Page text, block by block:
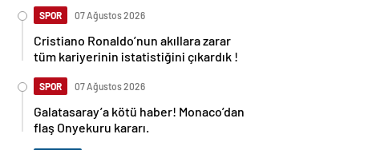
SPOR 07 Ağustos 2026
Cristiano Ronaldo’nun akıllara zarar
tüm kariyerinin istatistiğini çıkardık !
SPOR 07 Ağustos 2026
Galatasaray’a kötü haber! Monaco’dan
flaş Onyekuru kararı.